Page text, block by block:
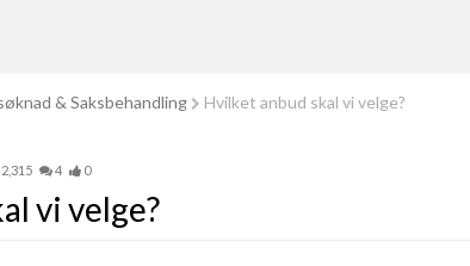
& Saksbehandling Hvilket anbud skal vi velge?
2,315 4 0
vi velge?